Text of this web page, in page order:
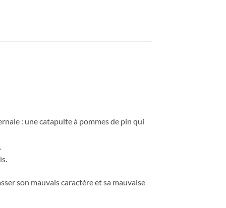
: une catapulte à pommes de pin qui
son mauvais caractère et sa mauvaise